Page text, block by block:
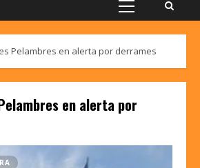
Menú
Pelambres en alerta por derrames
en alerta por